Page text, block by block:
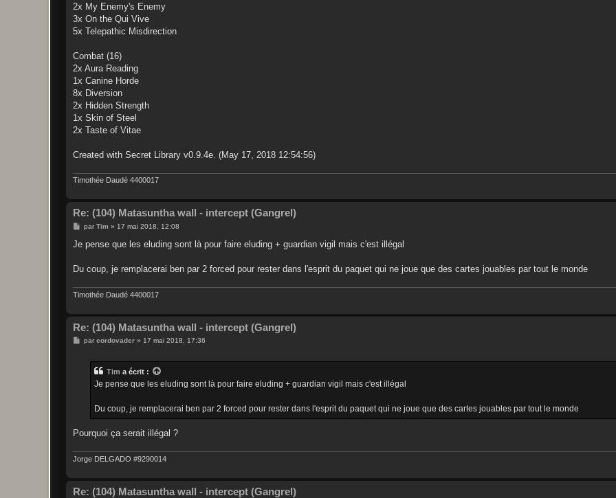
2x My Enemy's Enemy
3x On the Qui Vive
5x Telepathic Misdirection
Combat (16)
2x Aura Reading
1x Canine Horde
8x Diversion
2x Hidden Strength
1x Skin of Steel
2x Taste of Vitae
Created with Secret Library v0.9.4e. (May 17, 2018 12:54:56)
Timothée Daudé 4400017
Re: (104) Matasuntha wall - intercept (Gangrel)
M
s
g
parTim» 17 mai 2018, 12:08
Je pense que les eluding sont là pour faire eluding + guardian vigil mais c'est illégal
Du coup, je remplacerai ben par 2 forced pour rester dans l'esprit du paquet qui ne joue que des cartes jouables par tout le monde
Timothée Daudé 4400017
Re: (104) Matasuntha wall - intercept (Gangrel)
Mparcordovader» 17 mai 2018, 17:36
Tim a écrit :
Je pense que les eluding sont là pour faire eluding + guardian vigil mais c'est illégal
Du coup, je remplacerai ben par 2 forced pour rester dans l'esprit du paquet qui ne joue que des cartes jouables par tout le monde
Pourquoi ça serait illégal ?
Jorge DELGADO #9290014
Re: (104) Matasuntha wall - intercept (Gangrel)